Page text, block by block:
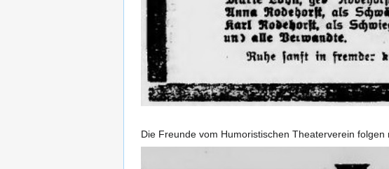
Die Freunde vom Humoristischen Theaterverein